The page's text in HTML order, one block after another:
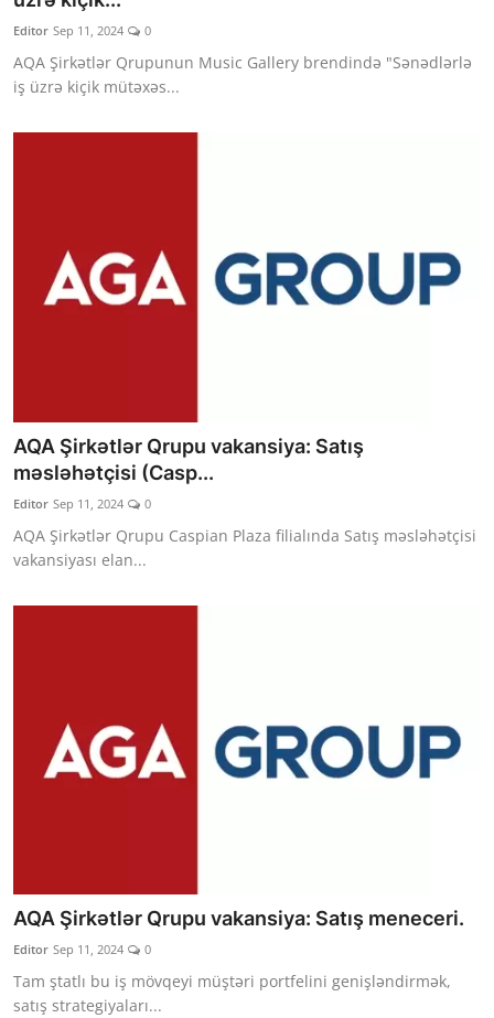
Editor Sep 11, 2024 0
AQA Şirkətlər Qrupunun Music Gallery brendində "Sənədlərlə
iş üzrə kiçik mütəxəs...
AQA Şirkətlər Qrupu vakansiya: Satış
məsləhətçisi (Casp...
Editor Sep 11, 2024 0
AQA Şirkətlər Qrupu Caspian Plaza filialında Satış məsləhətçisi
vakansiyası elan...
AQA Şirkətlər Qrupu vakansiya: Satış meneceri.
Editor Sep 11, 2024 0
Tam ştatlı bu iş mövqeyi müştəri portfelini genişləndirmək,
satış strategiyaları...